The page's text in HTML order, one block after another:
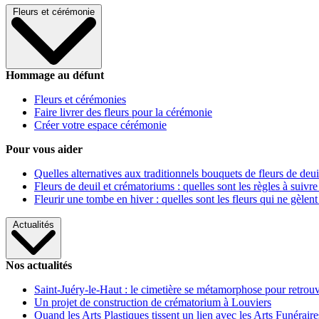
Fleurs et cérémonie
Hommage au défunt
Fleurs et cérémonies
Faire livrer des fleurs pour la cérémonie
Créer votre espace cérémonie
Pour vous aider
Quelles alternatives aux traditionnels bouquets de fleurs de
Fleurs de deuil et crématoriums : quelles sont les règles à
Fleurir une tombe en hiver : quelles sont les fleurs qui ne gèlent
Actualités
Nos actualités
Saint-Juéry-le-Haut : le cimetière se métamorphose pour
Un projet de construction de crématorium à Louviers
Quand les Arts Plastiques tissent un lien avec les Arts